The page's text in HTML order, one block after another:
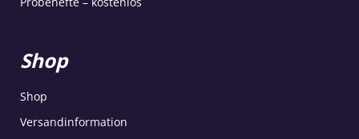
Shop
Shop
Versandinformation